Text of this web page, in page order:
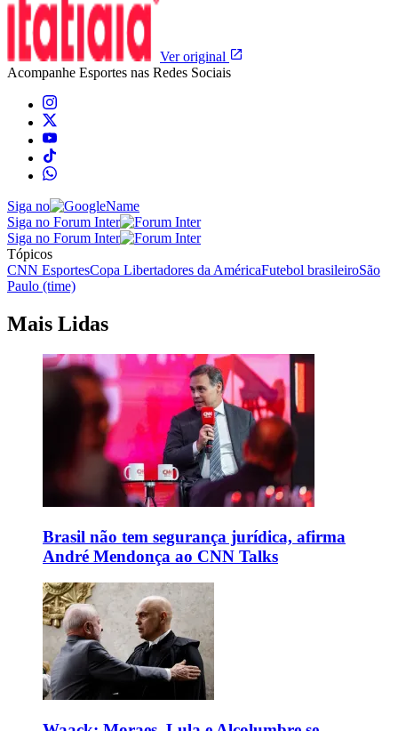
Ver original
Acompanhe Esportes nas Redes Sociais
Siga no
Siga no Forum Inter
Siga no Forum Inter
Tópicos
CNN EsportesCopa Libertadores da AméricaFutebol brasileiroSão
Paulo (time)
Mais Lidas
Brasil não tem segurança jurídica, afirma
André Mendonça ao CNN Talks